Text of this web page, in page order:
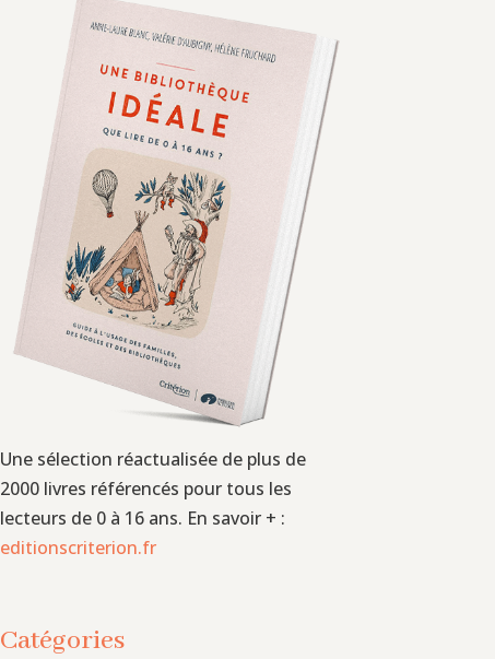
Une sélection réactualisée de plus de
2000 livres référencés pour tous les
lecteurs de 0 à 16 ans. En savoir + :
editionscriterion.fr
Catégories